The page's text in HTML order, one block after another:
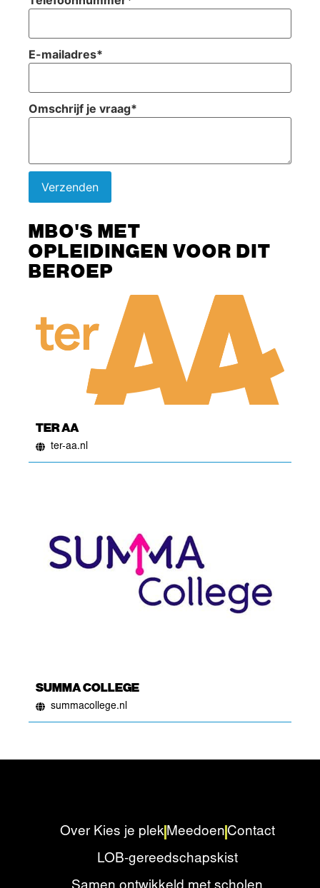
E-mailadres*
Omschrijf je vraag*
Verzenden
MBO'S MET
OPLEIDINGEN VOOR DIT
BEROEP
TER AA
ter-aa.nl
SUMMA COLLEGE
summacollege.nl
Over Kies je plek Meedoen Contact
LOB-gereedschapskist